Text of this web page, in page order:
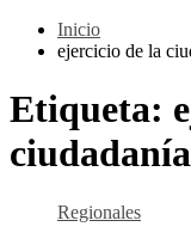
Inicio
ejercicio de la
Etiqueta:
ciudadanía
Regionales